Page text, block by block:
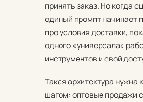
принять заказ. Но когда
единый промпт начинает
про условия доставки,
одного «универсала»
инструментов и свой
Такая архитектура нужна
шагом: оптовые продажи